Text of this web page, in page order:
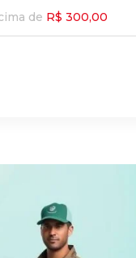
de R$ 300,00